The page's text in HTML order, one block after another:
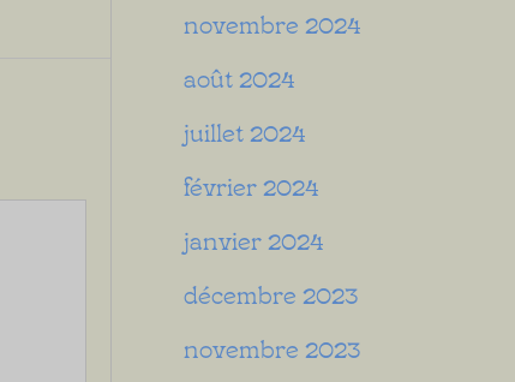
novembre 2024
août 2024
juillet 2024
février 2024
janvier 2024
décembre 2023
novembre 2023